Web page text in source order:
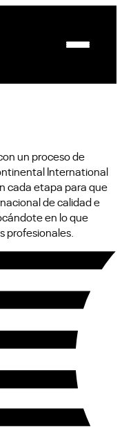
un proceso de
International
cada etapa para que
de calidad e
en lo que
profesionales.